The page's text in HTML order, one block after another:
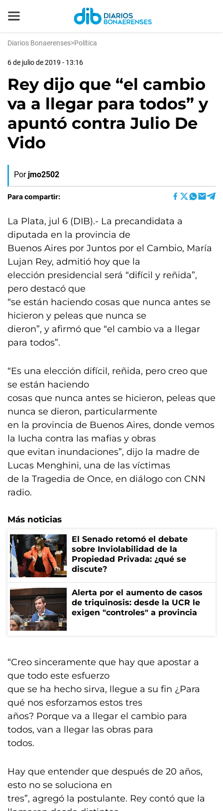
Diarios Bonaerenses>Política
6 de julio de 2019 - 13:16
Rey dijo que “el cambio
va a llegar para todos” y
apuntó contra Julio De
Vido
Por jmo2502
Para compartir:
La Plata, jul 6 (DIB).- La precandidata a
diputada en la provincia de
Buenos Aires por Juntos por el Cambio, María
Lujan Rey, admitió hoy que la
elección presidencial será “difícil y reñida”,
pero destacó que
“se están haciendo cosas que nunca antes se
hicieron y peleas que nunca se
dieron”, y afirmó que “el cambio va a llegar
para todos”.
“Es una elección difícil, reñida, pero creo que
se están haciendo
cosas que nunca antes se hicieron, peleas que
nunca se dieron, particularmente
en la provincia de Buenos Aires, donde vemos
la lucha contra las mafias y obras
que evitan inundaciones”, dijo la madre de
Lucas Menghini, una de las víctimas
de la Tragedia de Once, en diálogo con CNN
radio.
Más noticias
El Senado retomó el debate
sobre Inviolabilidad de la
Propiedad Privada: ¿qué se
discute?
Alerta por el aumento de casos
de triquinosis: desde la UCR le
exigen "controles" a provincia
“Creo sinceramente que hay que apostar a
que todo este esfuerzo
que se ha hecho sirva, llegue a su fin ¿Para
qué nos esforzamos estos tres
años? Porque va a llegar el cambio para
todos, van a llegar las obras para
todos.
Hay que entender que después de 20 años,
esto no se soluciona en
tres”, agregó la postulante. Rey contó que la